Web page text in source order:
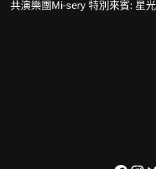
共演樂團Mi-sery 特別來賓: 星